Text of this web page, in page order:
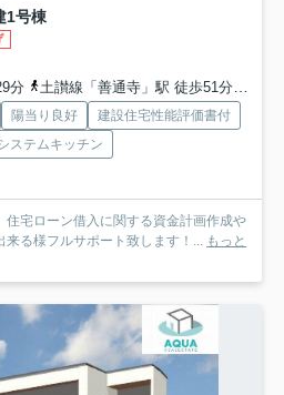
1号棟
分
土讃線「善通寺」駅 徒歩51分
陽当り良好
建設住宅性能評価書付
ステムキッチン
住宅ローン借入に関する資金計画作成や
来る様フルサポート致します！... もっと